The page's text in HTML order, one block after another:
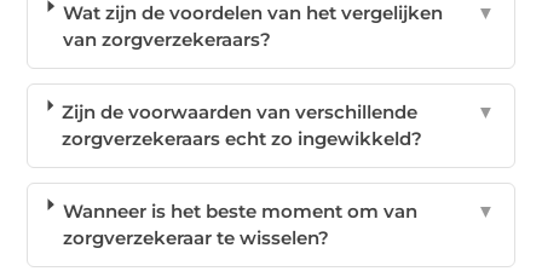
Wat zijn de voordelen van het vergelijken
van zorgverzekeraars?
▼
Zijn de voorwaarden van verschillende
zorgverzekeraars echt zo ingewikkeld?
▼
Wanneer is het beste moment om van
zorgverzekeraar te wisselen?
▼